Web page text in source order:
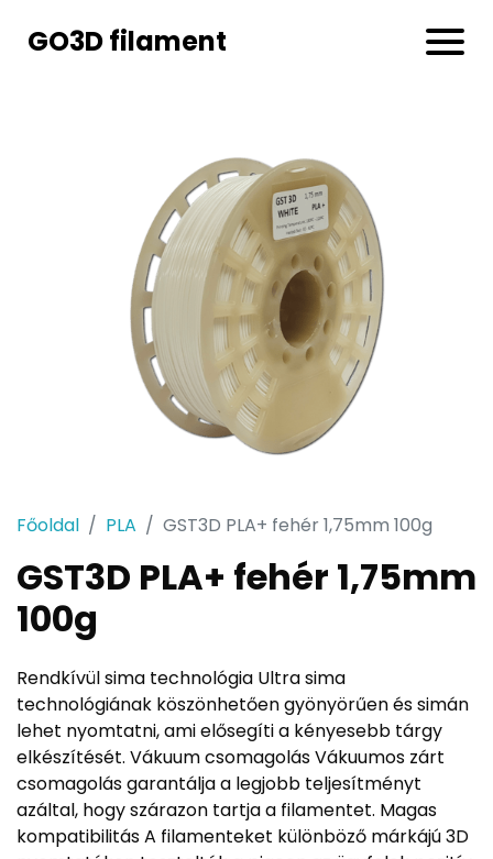
GO3D filament
Főoldal PLA GST3D PLA+ fehér 1,75mm 100g
GST3D PLA+ fehér 1,75mm
100g
Rendkívül sima technológia Ultra sima
technológiának köszönhetően gyönyörűen és simán
lehet nyomtatni, ami elősegíti a kényesebb tárgy
elkészítését. Vákuum csomagolás Vákuumos zárt
csomagolás garantálja a legjobb teljesítményt
azáltal, hogy szárazon tartja a filamentet. Magas
kompatibilitás A filamenteket különböző márkájú 3D